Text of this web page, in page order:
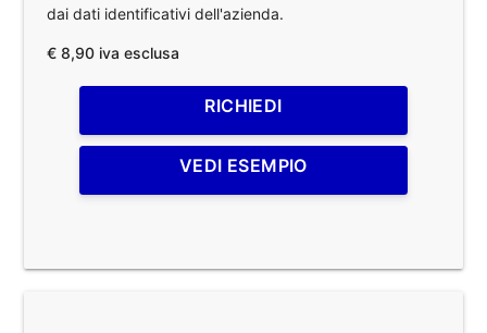
dai dati identificativi dell'azienda.
€ 8,90 iva esclusa
RICHIEDI
VEDI ESEMPIO